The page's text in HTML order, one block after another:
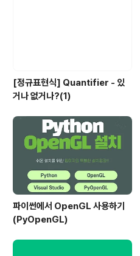
[정규표현식] Quantifier - 있
거나 없거나?(1)
파이썬에서 OpenGL 사용하기
(PyOpenGL)